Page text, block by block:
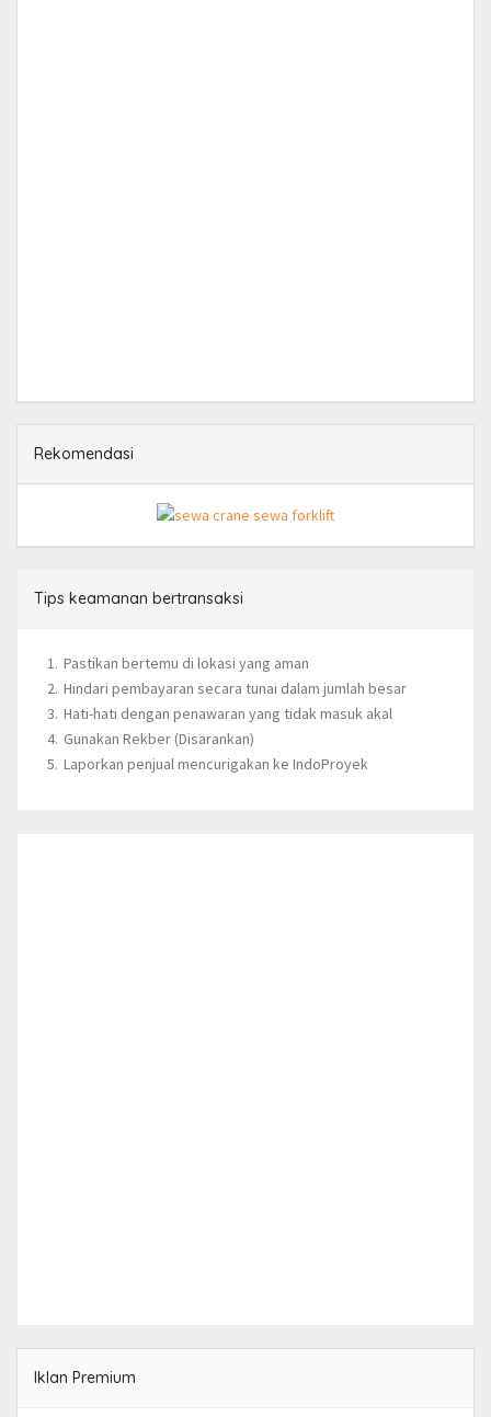
Rekomendasi
Tips keamanan bertransaksi
Pastikan bertemu di lokasi yang aman
Hindari pembayaran secara tunai dalam jumlah besar
Hati-hati dengan penawaran yang tidak masuk akal
Gunakan Rekber (Disarankan)
Laporkan penjual mencurigakan ke IndoProyek
Iklan Premium